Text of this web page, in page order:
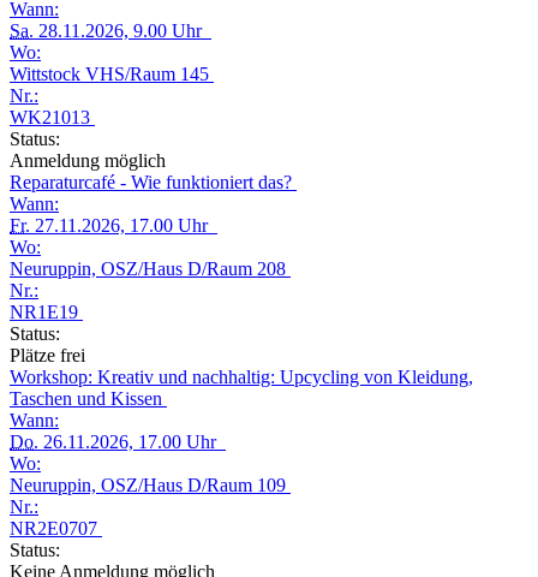
Wann:
Sa. 28.11.2026, 9.00 Uhr
Wo:
Wittstock VHS/Raum 145
Nr.:
WK21013
Status:
Anmeldung möglich
Reparaturcafé - Wie funktioniert das?
Wann:
Fr. 27.11.2026, 17.00 Uhr
Wo:
Neuruppin, OSZ/Haus D/Raum 208
Nr.:
NR1E19
Status:
Plätze frei
Workshop: Kreativ und nachhaltig: Upcycling von Kleidung,
Taschen und Kissen
Wann:
Do. 26.11.2026, 17.00 Uhr
Wo:
Neuruppin, OSZ/Haus D/Raum 109
Nr.:
NR2E0707
Status:
Keine Anmeldung möglich